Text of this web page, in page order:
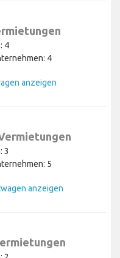
4
4
anzeigen
3
5
anzeigen